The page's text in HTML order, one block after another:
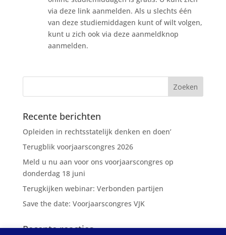
via deze link aanmelden. Als u slechts één
van deze studiemiddagen kunt of wilt volgen,
kunt u zich ook via deze aanmeldknop
aanmelden.
Recente berichten
Opleiden in rechtsstatelijk denken en doen’
Terugblik voorjaarscongres 2026
Meld u nu aan voor ons voorjaarscongres op
donderdag 18 juni
Terugkijken webinar: Verbonden partijen
Save the date: Voorjaarscongres VJK
Recente reacties